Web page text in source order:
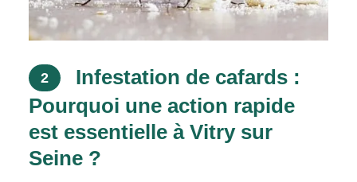
2
Infestation de cafards :
Pourquoi une action rapide
est essentielle à Vitry sur
Seine ?